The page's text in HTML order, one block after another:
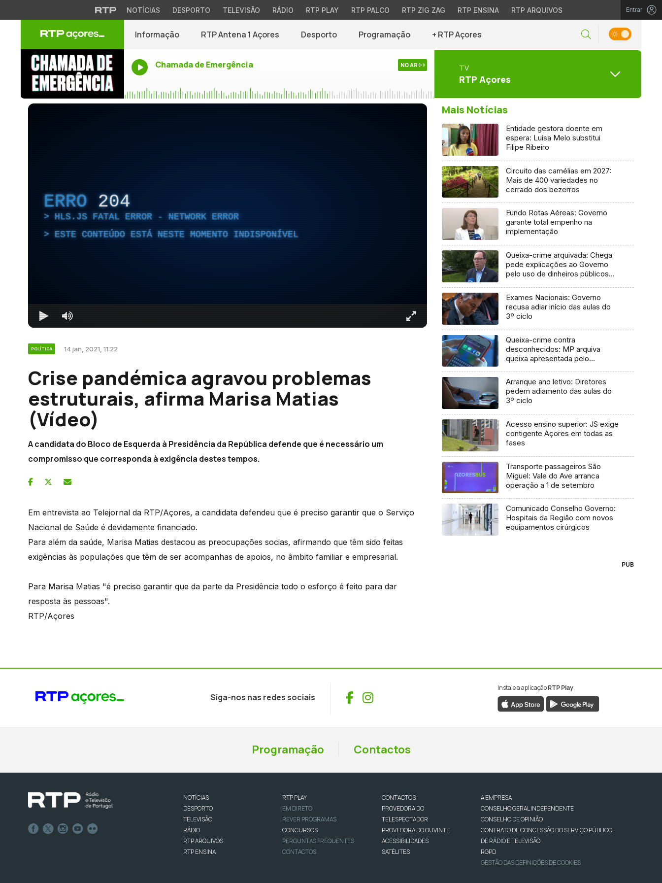
NOTÍCIAS DESPORTO TELEVISÃO RÁDIO RTP PLAY RTP PALCO RTP ZIG ZAG RTP ENSINA RTP ARQUIVOS Entrar
Informação RTP Antena 1 Açores Desporto Programação + RTP Açores
Chamada de Emergência NO AR TV
RTP Açores
ERRO 204
HLS.JS FATAL ERROR - NETWORK ERROR
ESTE CONTEÚDO ESTÁ NESTE MOMENTO INDISPONÍVEL
POLÍTICA 14 jan, 2021, 11:22
Crise pandémica agravou problemas
estruturais, afirma Marisa Matias
(Vídeo)
A candidata do Bloco de Esquerda à Presidência da República defende que é necessário um
compromisso que corresponda à exigência destes tempos.
Em entrevista ao Telejornal da RTP/Açores, a candidata defendeu que é preciso garantir que o Serviço
Nacional de Saúde é devidamente financiado.
Para além da saúde, Marisa Matias destacou as preocupações socias, afirmando que têm sido feitas
exigências às populações que têm de ser acompanhas de apoios, no âmbito familiar e empresarial.
Para Marisa Matias "é preciso garantir que da parte da Presidência todo o esforço é feito para dar
resposta às pessoas".
RTP/Açores
Mais Notícias
Entidade gestora doente em
espera: Luísa Melo substitui
Filipe Ribeiro
Circuito das camélias em 2027:
Mais de 400 variedades no
cerrado dos bezerros
Fundo Rotas Aéreas: Governo
garante total empenho na
implementação
Queixa-crime arquivada: Chega
pede explicações ao Governo
pelo uso de dinheiros públicos
Exames Nacionais: Governo
recusa adiar início das aulas do
3º ciclo
Queixa-crime contra
desconhecidos: MP arquiva
queixa apresentada pelo
Arranque ano letivo: Diretores
pedem adiamento das aulas do
3º ciclo
Acesso ensino superior: JS exige
contigente Açores em todas as
fases
Transporte passageiros São
Miguel: Vale do Ave arranca
operação a 1 de setembro
Comunicado Conselho Governo:
Hospitais da Região com novos
equipamentos cirúrgicos
PUB
Siga-nos nas redes sociais Facebook
Instagram
Instale a aplicaçãoRTP Play
Programação Contactos
NOTÍCIAS
DESPORTO
TELEVISÃO
RÁDIO
RTP ARQUIVOS
RTP ENSINA
RTP PLAY
EM DIRETO
REVER PROGRAMAS
CONCURSOS
PERGUNTAS FREQUENTES
CONTACTOS
CONTACTOS
PROVEDORA DO
TELESPECTADOR
PROVEDORA DO OUVINTE
ACESSIBILIDADES
SATÉLITES
A EMPRESA
CONSELHO GERAL INDEPENDENTE
CONSELHO DE OPINIÃO
CONTRATO DE CONCESSÃO DO SERVIÇO PÚBLICO
DE RÁDIO E TELEVISÃO
RGPD
GESTÃO DAS DEFINIÇÕES DE COOKIES